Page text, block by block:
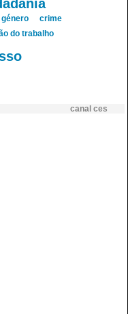
género
crime
do trabalho
canal ces